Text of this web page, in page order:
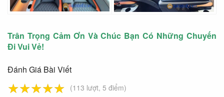
Trân Trọng Cảm Ơn Và Chúc Bạn Có Những Chuyến
Đi Vui Vẻ!
Đánh Giá Bài Viết
☆☆☆☆☆
★★★★★ (113 lượt, 5 điểm)